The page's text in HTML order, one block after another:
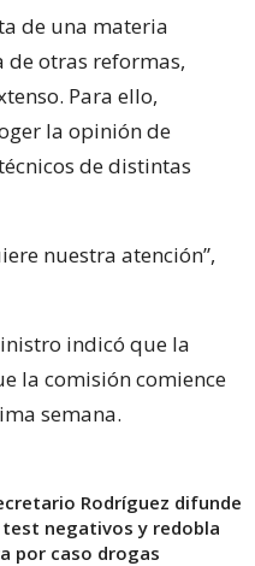
de una materia
de otras reformas,
Para ello,
la opinión de
de distintas
nuestra atención”,
indicó que la
la comisión comience
semana.
Rodríguez difunde
test negativos y redobla
por caso drogas